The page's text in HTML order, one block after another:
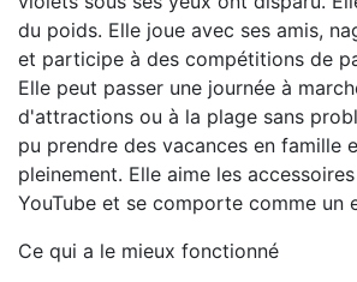
du poids. Elle joue avec ses amis,
et participe à des compétitions de
Elle peut passer une journée à
d'attractions ou à la plage sans
pu prendre des vacances en famille
pleinement. Elle aime les
YouTube et se comporte comme un
Ce qui a le mieux fonctionné